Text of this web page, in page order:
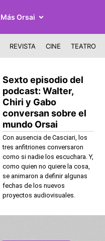
Más Orsai
REVISTA CINE TEATRO
Sexto episodio del
podcast: Walter,
Chiri y Gabo
conversan sobre el
mundo Orsai
Con ausencia de Casciari, los
tres anfitriones conversaron
como si nadie los escuchara. Y,
como quien no quiere la cosa,
se animaron a definir algunas
fechas de los nuevos
proyectos audiovisuales.